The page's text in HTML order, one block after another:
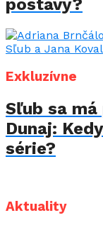
postavy?
Exkluzívne
Sľub sa
Dunaj:
série?
Aktuality